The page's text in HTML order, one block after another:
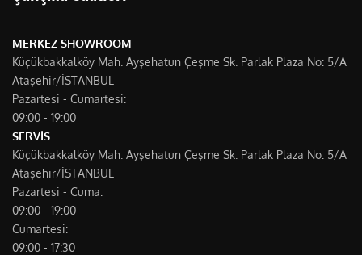
MERKEZ SHOWROOM
Küçükbakkalköy Mah. Ayşehatun Çeşme Sk. Parlak Plaza No: 5/A
Ataşehir/İSTANBUL
Pazartesi - Cumartesi:
09:00 - 19:00
SERVİS
Küçükbakkalköy Mah. Ayşehatun Çeşme Sk. Parlak Plaza No: 5/A
Ataşehir/İSTANBUL
Pazartesi - Cuma:
09:00 - 19:00
Cumartesi:
09:00 - 17:30